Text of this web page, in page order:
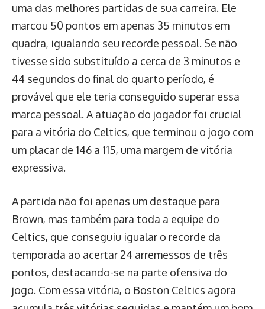
uma das melhores partidas de sua carreira. Ele
marcou 50 pontos em apenas 35 minutos em
quadra, igualando seu recorde pessoal. Se não
tivesse sido substituído a cerca de 3 minutos e
44 segundos do final do quarto período, é
provável que ele teria conseguido superar essa
marca pessoal. A atuação do jogador foi crucial
para a vitória do Celtics, que terminou o jogo com
um placar de 146 a 115, uma margem de vitória
expressiva.
A partida não foi apenas um destaque para
Brown, mas também para toda a equipe do
Celtics, que conseguiu igualar o recorde da
temporada ao acertar 24 arremessos de três
pontos, destacando-se na parte ofensiva do
jogo. Com essa vitória, o Boston Celtics agora